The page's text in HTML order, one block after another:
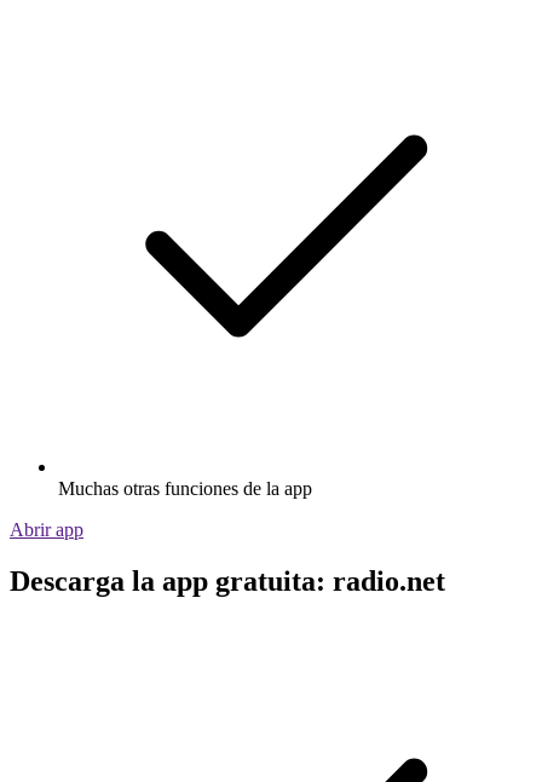
Muchas otras funciones de la app
Abrir app
Descarga la app gratuita: radio.net